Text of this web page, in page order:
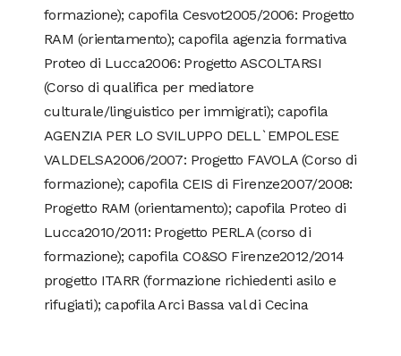
formazione); capofila Cesvot2005/2006: Progetto
RAM (orientamento); capofila agenzia formativa
Proteo di Lucca2006: Progetto ASCOLTARSI
(Corso di qualifica per mediatore
culturale/linguistico per immigrati); capofila
AGENZIA PER LO SVILUPPO DELL`EMPOLESE
VALDELSA2006/2007: Progetto FAVOLA (Corso di
formazione); capofila CEIS di Firenze2007/2008:
Progetto RAM (orientamento); capofila Proteo di
Lucca2010/2011: Progetto PERLA (corso di
formazione); capofila CO&SO Firenze2012/2014
progetto ITARR (formazione richiedenti asilo e
rifugiati); capofila Arci Bassa val di Cecina